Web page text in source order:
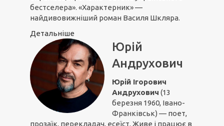
бестселера». «Характерник» —
найдивовижніший роман Василя Шкляра.
Детальніше
Юрій
Андрухович
Юрій Ігорович
Андрухович (13
березня 1960, Івано-
Франківськ) — поет,
прозаїк, перекладач, есеїст. Живе і працює в